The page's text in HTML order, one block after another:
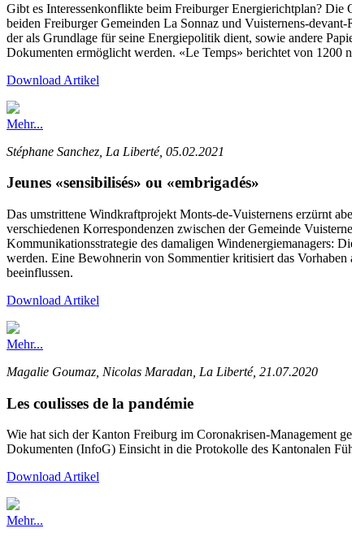
Gibt es Interessenkonflikte beim Freiburger Energierichtplan?
beiden Freiburger Gemeinden La Sonnaz und Vuisternens-
der als Grundlage für seine Energiepolitik dient, sowie andere
Dokumenten ermöglicht werden. «Le Temps» berichtet von 1200
Download Artikel
Mehr...
Stéphane Sanchez, La Liberté, 05.02.2021
Jeunes «sensibilisés» ou «embrigadés»
Das umstrittene Windkraftprojekt Monts-de-Vuisternens erzürnt
verschiedenen Korrespondenzen zwischen der Gemeinde
Kommunikationsstrategie des damaligen Windenergiemanagers:
werden. Eine Bewohnerin von Sommentier kritisiert das
beeinflussen.
Download Artikel
Mehr...
Magalie Goumaz, Nicolas Maradan, La Liberté, 21.07.2020
Les coulisses de la pandémie
Wie hat sich der Kanton Freiburg im Coronakrisen-Management
Dokumenten (InfoG) Einsicht in die Protokolle des Kantonalen
Download Artikel
Mehr...